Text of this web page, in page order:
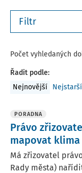
Filtr
Počet vyhledaných
Řadit podle:
Nejnovější
Nejstarší
PORADNA
Právo
mapovat
Má zřizovatel
Rady města)